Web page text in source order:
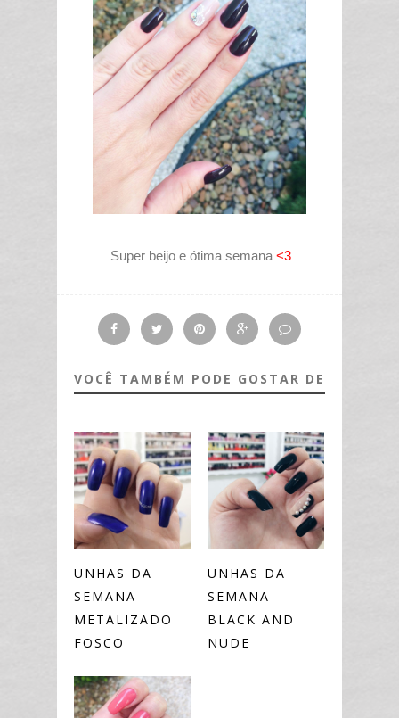
Super beijo e ótima semana <3
VOCÊ TAMBÉM PODE GOSTAR DE
UNHAS DA
SEMANA -
METALIZADO
FOSCO
UNHAS DA
SEMANA -
BLACK AND
NUDE